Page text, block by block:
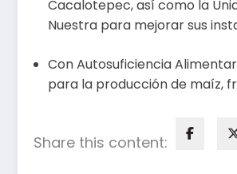
Cacalotepec, así como la
Nuestra para mejorar sus
Con Autosuficiencia
para la producción de maíz,
Share this content: